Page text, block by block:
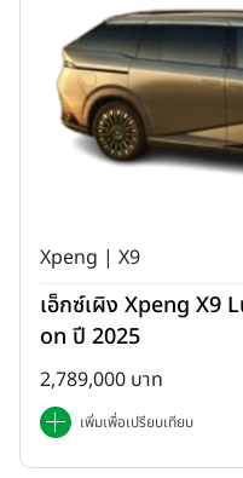
Xpeng | X9
เอ็กซ์เผิง Xpeng X9
on ปี 2025
2,789,000 บาท
เพิ่มเพื่อเปรียบเทียบ